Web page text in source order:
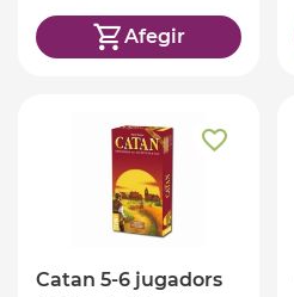
Afegir
Catan 5-6 jugadors